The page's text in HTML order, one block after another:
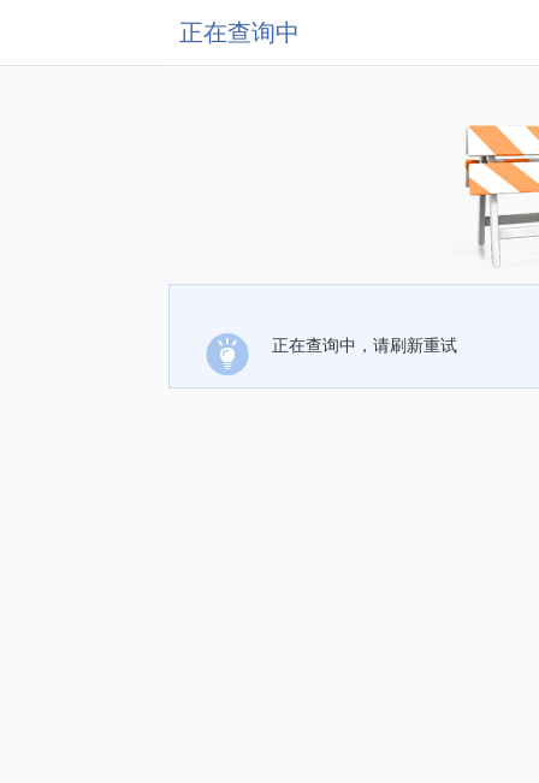
正在查询中
正在查询中，请刷新重试